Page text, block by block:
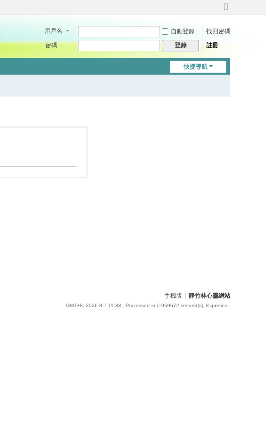
切
到
用戶名 自動登錄
找回密碼
密碼
登錄 註冊
快捷導航
手機版 靜竹林心靈網站
GMT+8, 2026-8-7 11:33 , Processed in 0.059672 second(s), 8 queries .